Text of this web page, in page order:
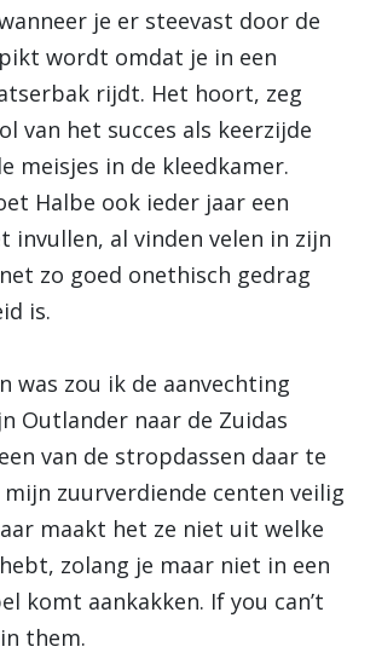
je er steevast door de
wordt omdat je in een
rijdt. Het hoort, zeg
van het succes als keerzijde
meisjes in de kleedkamer.
Halbe ook ieder jaar een
invullen, al vinden velen in zijn
zo goed onethisch gedrag
is.
was zou ik de aanvechting
Outlander naar de Zuidas
van de stropdassen daar te
zuurverdiende centen veilig
maakt het ze niet uit welke
zolang je maar niet in een
komt aankakken. If you can’t
them.